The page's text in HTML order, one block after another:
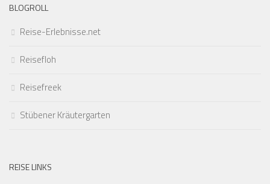
BLOGROLL
Reise-Erlebnisse.net
Reisefloh
Reisefreek
Stübener Kräutergarten
REISE LINKS